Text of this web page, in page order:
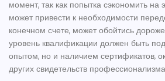
момент, так как попытка сэкономить на
может привести к необходимости
конечном счете, может обойтись
уровень квалификации должен быть
опытом, но и наличием сертификатов,
других свидетельств